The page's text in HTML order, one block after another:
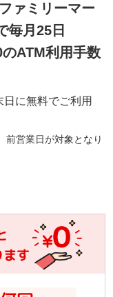
ァミリーマー
毎月25日
ATM利用手数
に無料でご利用
前営業日が対象となり